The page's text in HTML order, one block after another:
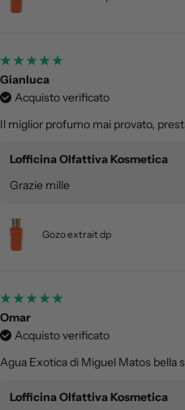
Gianluca
Acquisto verificato
Il miglior profumo mai provato,
Lofficina Olfattiva Kosmetica
Grazie mille
Gozo extrait dp
Omar
Acquisto verificato
Agua Exotica di Miguel Matos bella
Lofficina Olfattiva Kosmetica